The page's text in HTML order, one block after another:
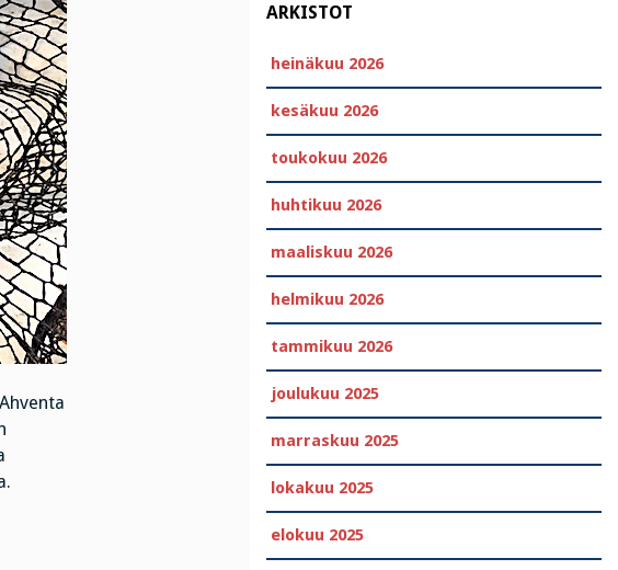
ARKISTOT
heinäkuu 2026
kesäkuu 2026
toukokuu 2026
huhtikuu 2026
maaliskuu 2026
helmikuu 2026
tammikuu 2026
joulukuu 2025
marraskuu 2025
lokakuu 2025
elokuu 2025